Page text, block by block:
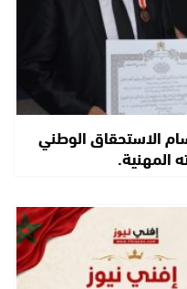
الاستحقاق الوطني
المهنية.